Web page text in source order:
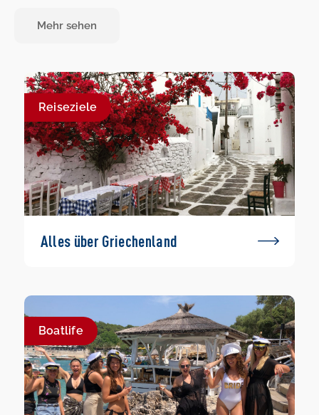
Mehr sehen
Reiseziele
Alles über Griechenland
Boatlife